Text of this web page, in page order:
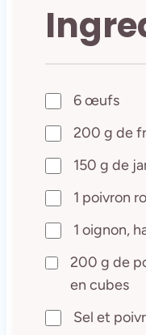
6 œufs
200 g de
150 g de
1 poivron
1 oignon,
200 g de
en cubes
Sel et